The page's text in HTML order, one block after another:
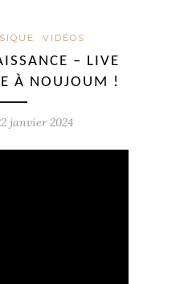
VIDÉOS
– LIVE
À NOUJOUM !
janvier 2024